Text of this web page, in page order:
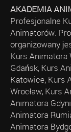
AKADEMIA
Profesjonalne
Animatorów.
organizowany
Kurs Animatora
Gdańsk, Kurs
Katowice, Kurs
Wrocław, Kurs
Animatora
Animatora
Animatora